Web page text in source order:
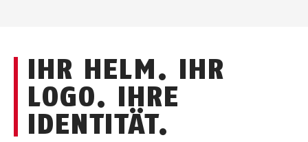
IHR HELM. IHR
LOGO. IHRE
IDENTITÄT.